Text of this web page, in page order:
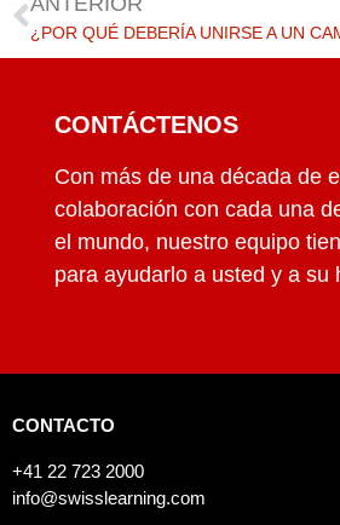
¿POR QUÉ DEBERÍA UNIRSE A UN
CONTÁCTENOS
Con más de una década de
colaboración con cada una
el mundo, nuestro equipo
para ayudarlo a usted y a su
CONTACTO
+41 22 723 2000
info@swisslearning.com